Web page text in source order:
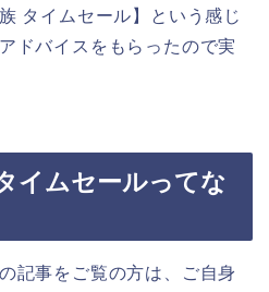
タイムセール】という感じ
ドバイスをもらったので実
イムセールってな
記事をご覧の方は、ご自身